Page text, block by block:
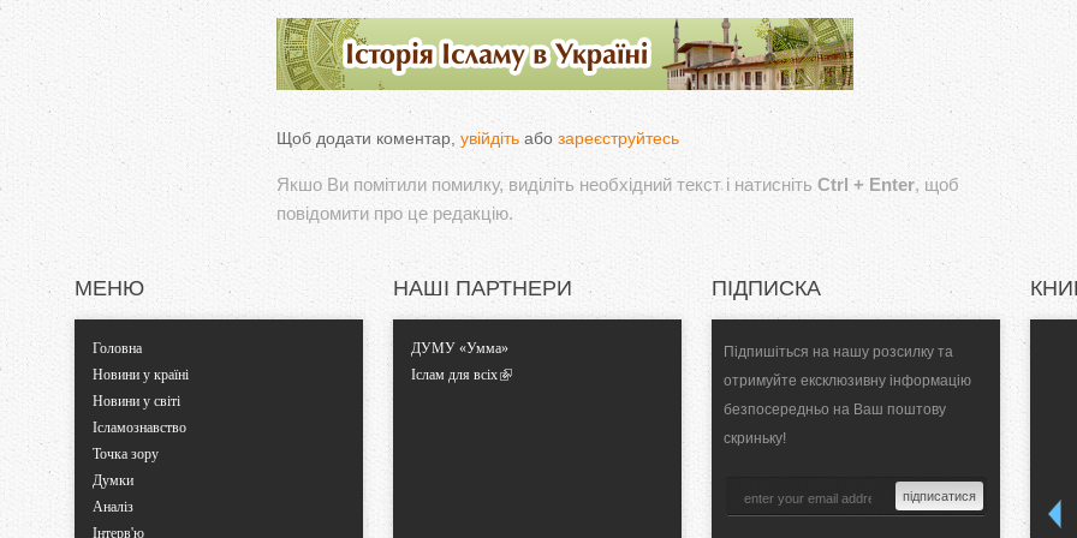
Щоб додати коментар, увійдіть або зареєструйтесь
Якшо Ви помітили помилку, виділіть необхідний текст і натисніть Ctrl + Enter, щоб
повідомити про це редакцію.
МЕНЮ
Головна
Новини у країні
Новини у світі
Ісламознавство
Точка зору
Думки
Аналіз
Інтерв'ю
НАШІ ПАРТНЕРИ
ДУМУ «Умма»
Іслам для всіх
ПІДПИСКА
Підпишіться на нашу розсилку та
отримуйте ексклюзивну інформацію
безпосередньо на Ваш поштову
скриньку!